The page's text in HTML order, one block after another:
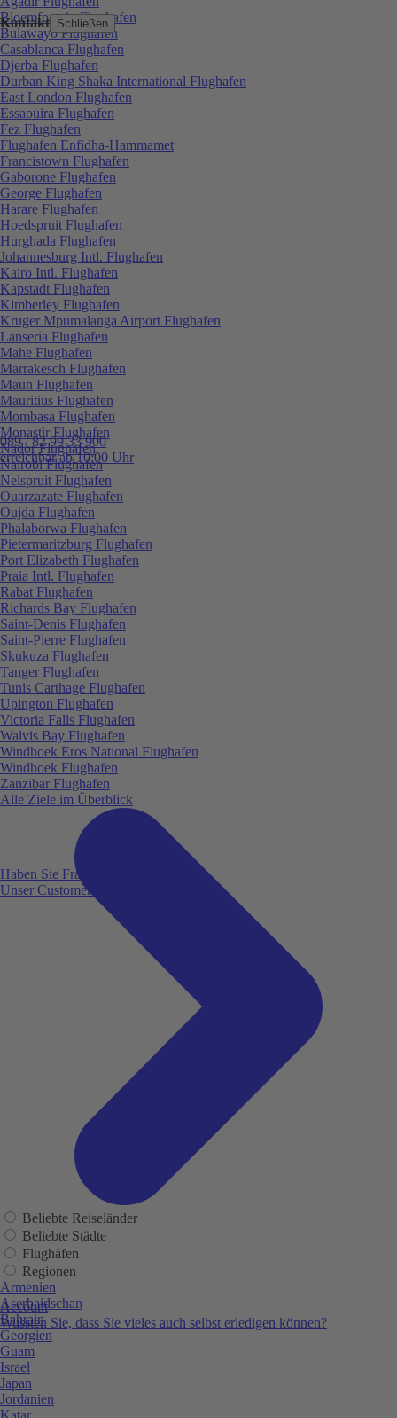
Kontakt Schließen
089 / 82 99 33 900
erreichbar ab 10:00 Uhr
Haben Sie Fragen?
Unser Customer Service ist für Sie da!
Account
Wussten Sie, dass Sie vieles auch selbst erledigen können?
Bloemfontein Flughafen
Bulawayo Flughafen
Casablanca Flughafen
Djerba Flughafen
Durban King Shaka International Flughafen
East London Flughafen
Essaouira Flughafen
Fez Flughafen
Flughafen Enfidha-Hammamet
Francistown Flughafen
Gaborone Flughafen
George Flughafen
Harare Flughafen
Hoedspruit Flughafen
Hurghada Flughafen
Johannesburg Intl. Flughafen
Kairo Intl. Flughafen
Kapstadt Flughafen
Kimberley Flughafen
Kruger Mpumalanga Airport Flughafen
Lanseria Flughafen
Mahe Flughafen
Marrakesch Flughafen
Maun Flughafen
Mauritius Flughafen
Mombasa Flughafen
Monastir Flughafen
Nador Flughafen
Nairobi Flughafen
Nelspruit Flughafen
Ouarzazate Flughafen
Oujda Flughafen
Phalaborwa Flughafen
Pietermaritzburg Flughafen
Port Elizabeth Flughafen
Praia Intl. Flughafen
Rabat Flughafen
Richards Bay Flughafen
Saint-Denis Flughafen
Saint-Pierre Flughafen
Skukuza Flughafen
Tanger Flughafen
Tunis Carthage Flughafen
Upington Flughafen
Victoria Falls Flughafen
Walvis Bay Flughafen
Windhoek Eros National Flughafen
Windhoek Flughafen
Zanzibar Flughafen
Alle Ziele im Überblick
Beliebte Reiseländer
Beliebte Städte
Flughäfen
Regionen
Armenien
Aserbaidschan
Bahrain
Georgien
Guam
Israel
Japan
Jordanien
Katar